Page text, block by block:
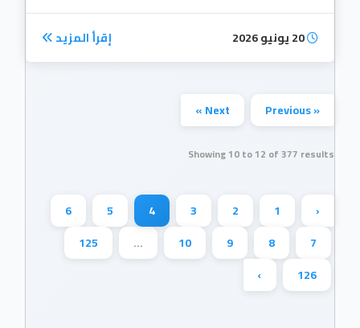
20 يونيو 2026 إقرأ المزيد
« Previous
Next »
Showing10to12 of377 results
‹
1
2
3
4
5
6
7
8
9
10
...
125
126
›